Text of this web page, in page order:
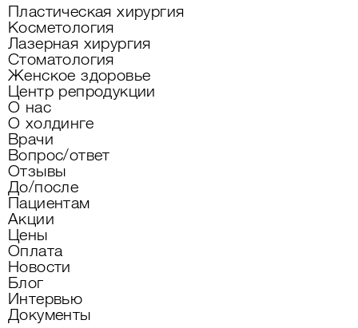
Пластическая хирургия
Косметология
Лазерная хирургия
Стоматология
Женское здоровье
Центр репродукции
О нас
О холдинге
Врачи
Вопрос/ответ
Отзывы
До/после
Пациентам
Акции
Цены
Оплата
Новости
Блог
Интервью
Документы